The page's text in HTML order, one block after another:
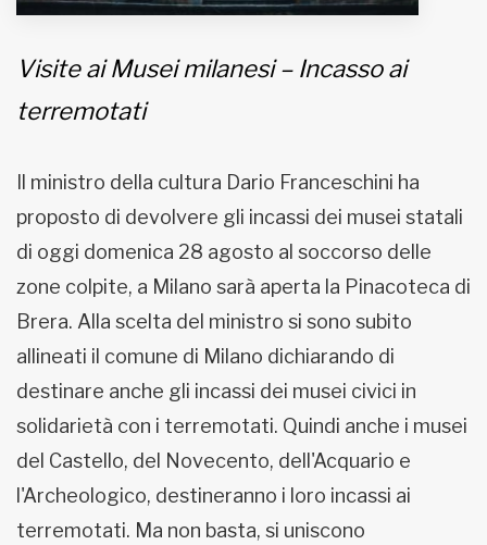
Bernardis
EDB edizioni - Via Brivio angolo C.
Imbonati, 89 20159 Milano (Italia)
Visite ai Musei milanesi – Incasso ai
terremotati
Il ministro della cultura Dario Franceschini ha
proposto di devolvere gli incassi dei musei statali
di oggi domenica 28 agosto al soccorso delle
zone colpite, a Milano sarà aperta la Pinacoteca di
Brera. Alla scelta del ministro si sono subito
allineati il comune di Milano dichiarando di
destinare anche gli incassi dei musei civici in
solidarietà con i terremotati. Quindi anche i musei
del Castello, del Novecento, dell'Acquario e
l'Archeologico, destineranno i loro incassi ai
terremotati. Ma non basta, si uniscono